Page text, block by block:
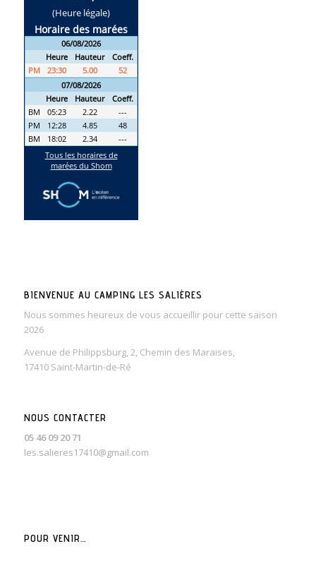
BIENVENUE AU CAMPING LES SALIÈRES
Nous sommes heureux de vous accueillir pour cette saison
2026
Avenue de Philippsburg, 2, Chemin des Maraises,
17410 Saint-Martin-de-Ré
NOUS CONTACTER
05 46 09 20 71
les.salieres17410@gmail.com
POUR VENIR…